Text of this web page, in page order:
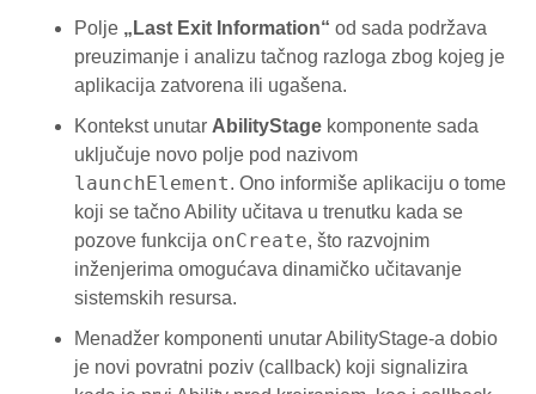
Polje „Last Exit Information“ od sada podržava
preuzimanje i analizu tačnog razloga zbog kojeg je
aplikacija zatvorena ili ugašena.
Kontekst unutar AbilityStage komponente sada
uključuje novo polje pod nazivom
launchElement. Ono informiše aplikaciju o tome
koji se tačno Ability učitava u trenutku kada se
pozove funkcija onCreate, što razvojnim
inženjerima omogućava dinamičko učitavanje
sistemskih resursa.
Menadžer komponenti unutar AbilityStage-a dobio
je novi povratni poziv (callback) koji signalizira